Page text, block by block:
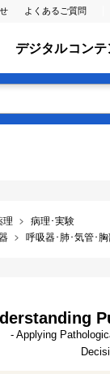
よくあるご質問
デジタルコンテ
理
病理･実験
呼吸器･肺･気管･
- Applying